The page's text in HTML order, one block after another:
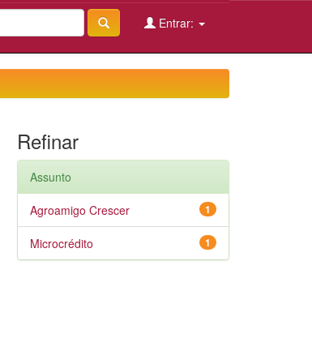
Entrar:
Refinar
Assunto
1
Agroamigo Crescer
1
Microcrédito